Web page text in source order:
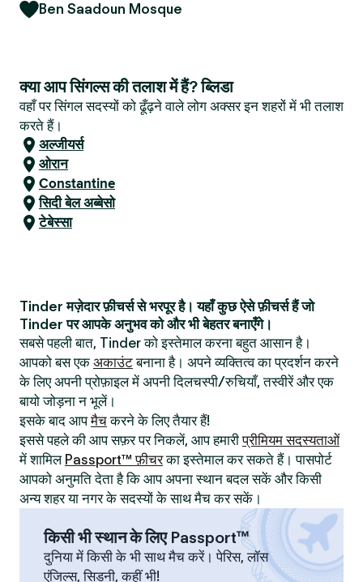
Ben Saadoun Mosque
क्या आप सिंगल्स की तलाश में हैं? ब्लिडा
वहाँ पर सिंगल सदस्यों को ढूँढ़ने वाले लोग अक्सर इन शहरों में भी तलाश
करते हैं।
अल्जीयर्स
ओरान
Constantine
सिदी बेल अब्बेसो
टेबेस्सा
Tinder मज़ेदार फ़ीचर्स से भरपूर है। यहाँ कुछ ऐसे फ़ीचर्स हैं जो
Tinder पर आपके अनुभव को और भी बेहतर बनाएँगे।
सबसे पहली बात, Tinder को इस्तेमाल करना बहुत आसान है।
आपको बस एक अकाउंटबनाना है। अपने व्यक्तित्व का प्रदर्शन करने
के लिए अपनी प्रोफ़ाइल में अपनी दिलचस्पी/रुचियाँ, तस्वीरें और एक
बायो जोड़ना न भूलें।
इसके बाद आपमैचकरने के लिए तैयार हैं!
इससे पहले की आप सफ़र पर निकलें, आप हमारीप्रीमियम सदस्यताओं
में शामिल Passport™ फ़ीचरका इस्तेमाल कर सकते हैं। पासपोर्ट
आपको अनुमति देता है कि आप अपना स्थान बदल सकें और किसी
अन्य शहर या नगर के सदस्यों के साथ मैच कर सकें।
किसी भी स्थान के लिए Passport™
दुनिया में किसी के भी साथ मैच करें। पेरिस, लॉस
एंजिल्स, सिडनी, कहीं भी!